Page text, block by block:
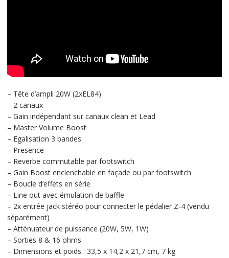
– Tête d’ampli 20W (2xEL84)
– 2 canaux
– Gain indépendant sur canaux clean et Lead
– Master Volume Boost
– Egalisation 3 bandes
– Presence
– Reverbe commutable par footswitch
– Gain Boost enclenchable en façade ou par footswitch
– Boucle d’effets en série
– Line out avec émulation de baffle
– 2x entrée jack stéréo pour connecter le pédalier Z-4 (vendu
séparément)
– Atténuateur de puissance (20W, 5W, 1W)
– Sorties 8 & 16 ohms
– Dimensions et poids : 33,5 x 14,2 x 21,7 cm, 7 kg